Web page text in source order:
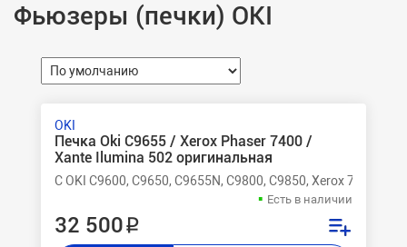
Фьюзеры (печки) OKI
OKI
Печка Oki C9655 / Xerox Phaser 7400 /
Xante Ilumina 502 оригинальная
C OKI C9600, C9650, C9655N, C9800, C9850, Xerox 7400
Есть в наличии
32 500 ₽